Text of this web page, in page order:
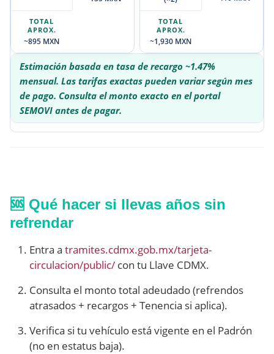
~895 MXN ~1,930 MXN
Estimación basada en tasa de recargo ~1.47%
mensual. Las tarifas exactas pueden variar según mes
de pago. Consulta el monto exacto en el portal
SEMOVI antes de pagar.
🆘 Qué hacer si llevas años sin
refrendar
Entra a tramites.cdmx.gob.mx/tarjeta-
circulacion/public/ con tu Llave CDMX.
Consulta el monto total adeudado (refrendos
atrasados + recargos + Tenencia si aplica).
Verifica si tu vehículo está vigente en el Padrón
(no en estatus baja).